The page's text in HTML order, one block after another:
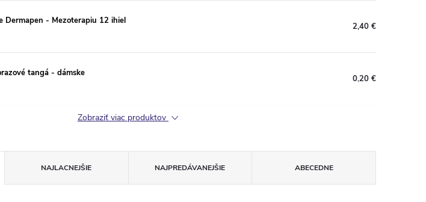
Dermapen - Mezoterapiu 12 ihiel
2,40 €
tangá - dámske
0,20 €
Zobraziť viac produktov
NAJLACNEJŠIE NAJPREDÁVANEJŠIE ABECEDNE